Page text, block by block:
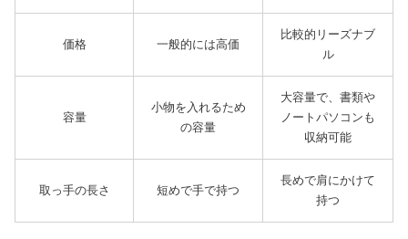
価格 一般的には高価
比較的リーズナブ
ル
容量
小物を入れるため
の容量
大容量で、書類や
ノートパソコンも
収納可能
取っ手の長さ 短めで手で持つ
長めで肩にかけて
持つ